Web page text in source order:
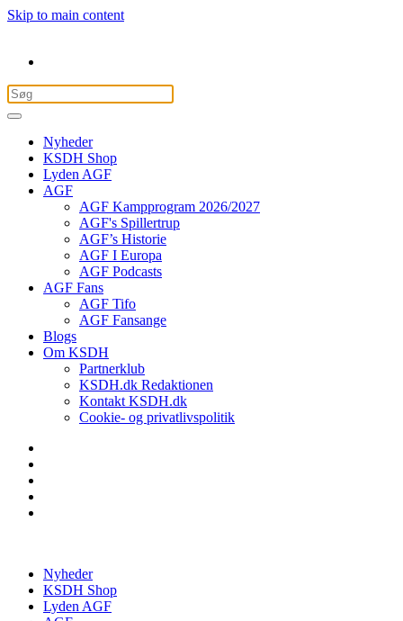
Skip to main content
Nyheder
KSDH Shop
Lyden AGF
AGF
AGF Kampprogram 2026/2027
AGF's Spillertrup
AGF’s Historie
AGF I Europa
AGF Podcasts
AGF Fans
AGF Tifo
AGF Fansange
Blogs
Om KSDH
Partnerklub
KSDH.dk Redaktionen
Kontakt KSDH.dk
Cookie- og privatlivspolitik
Nyheder
KSDH Shop
Lyden AGF